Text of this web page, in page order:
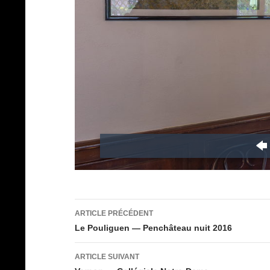
Navigation
des
articles
ARTICLE PRÉCÉDENT
Le Pouliguen — Penchâteau nuit 2016
ARTICLE SUIVANT